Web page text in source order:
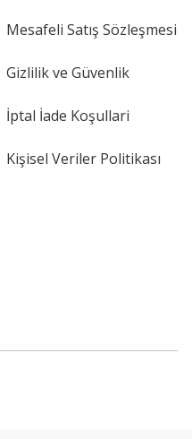
Mesafeli Satış Sözleşmesi
Gizlilik ve Güvenlik
İptal İade Koşullari
Kişisel Veriler Politikası